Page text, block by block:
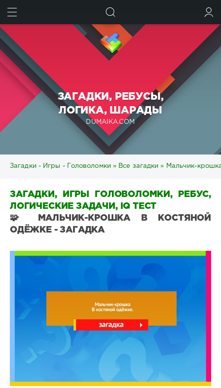
ЗАГАДКИ, РЕБУСЫ,
ЛОГИКА, ШАРАДЫ
DUMAIKA.COM
Загадки - Игры - Головоломки » Все загадки » Мальчик-
ЗАГАДКИ, ИГРЫ ГОЛОВОЛОМКИ, РЕБУС,
ЛОГИЧЕСКИЕ ЗАДАЧИ, IQ ТЕСТ
🧩 МАЛЬЧИК-КРОШКА В КОСТЯНОЙ
ОДЁЖКЕ - ЗАГАДКА